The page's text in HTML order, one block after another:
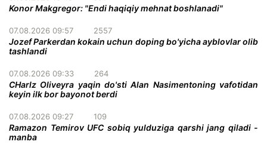
Konor Makgregor: "Endi haqiqiy mehnat boshlanadi"
07.08.2026 09:57 2557
Jozef Parkerdan kokain uchun doping bo'yicha ayblovlar olib
tashlandi
07.08.2026 09:33 264
CHarlz Oliveyra yaqin do'sti Alan Nasimentoning vafotidan
keyin ilk bor bayonot berdi
07.08.2026 09:27 109
Ramazon Temirov UFC sobiq yulduziga qarshi jang qiladi -
manba